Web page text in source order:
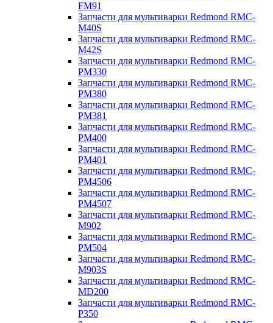
FM91
Запчасти для мультиварки Redmond RMC-
M40S
Запчасти для мультиварки Redmond RMC-
M42S
Запчасти для мультиварки Redmond RMC-
PM330
Запчасти для мультиварки Redmond RMC-
PM380
Запчасти для мультиварки Redmond RMC-
PM381
Запчасти для мультиварки Redmond RMC-
PM400
Запчасти для мультиварки Redmond RMC-
PM401
Запчасти для мультиварки Redmond RMC-
PM4506
Запчасти для мультиварки Redmond RMC-
PM4507
Запчасти для мультиварки Redmond RMC-
M902
Запчасти для мультиварки Redmond RMC-
PM504
Запчасти для мультиварки Redmond RMC-
M903S
Запчасти для мультиварки Redmond RMC-
MD200
Запчасти для мультиварки Redmond RMC-
P350